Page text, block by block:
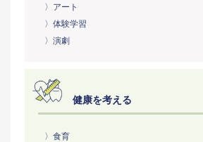
〉アート
〉体験学習
〉演劇
健康を考える
〉食育